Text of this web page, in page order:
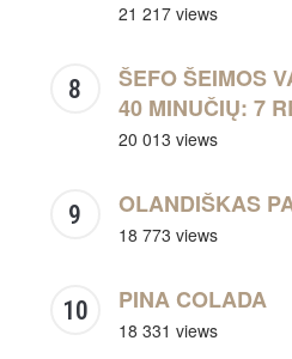
21 217 views
ŠEFO ŠEIMOS
40 MINUČIŲ: 7
20 013 views
OLANDIŠKAS
18 773 views
PINA COLADA
18 331 views